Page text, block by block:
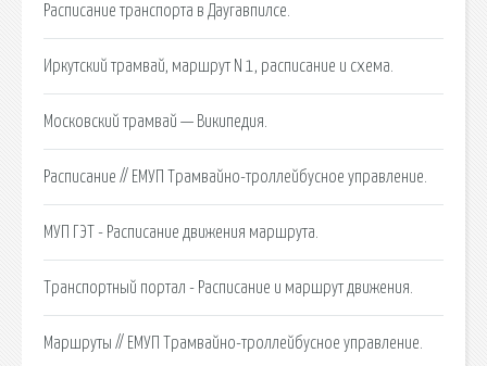
Расписание транспорта в Даугавпилсе.
Иркутский трамвай, маршрут N 1, расписание и схема.
Московский трамвай — Википедия.
Расписание // ЕМУП Трамвайно-троллейбусное управление.
МУП ГЭТ - Расписание движения маршрута.
Транспортный портал - Расписание и маршрут движения.
Маршруты // ЕМУП Трамвайно-троллейбусное управление.